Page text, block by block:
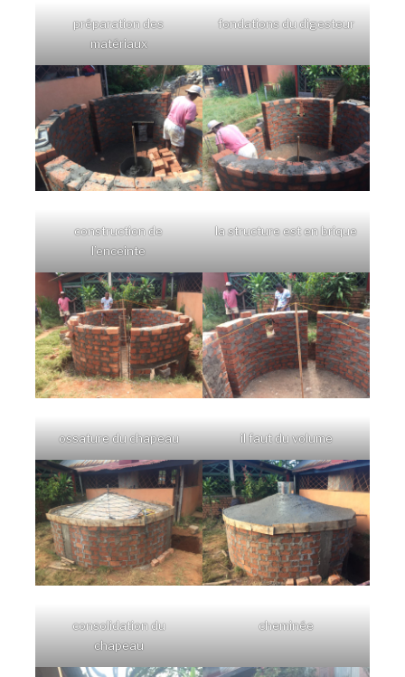
préparation des
matériaux
fondations du digesteur
construction de
l’enceinte
la structure est en brique
ossature du chapeau il faut du volume
consolidation du
chapeau
cheminée